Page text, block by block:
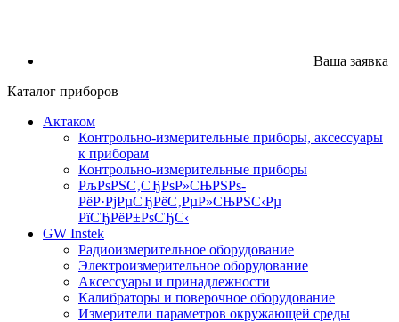
Ваша заявка
Каталог приборов
Актаком
Контрольно-измерительные приборы, аксессуары
к приборам
Контрольно-измерительные приборы
РљРѕРЅС‚СЂРѕР»СЊРЅРѕ-
РёР·РјРµСЂРёС‚РµР»СЊРЅС‹Рµ
РїСЂРёР±РѕСЂС‹
GW Instek
Радиоизмерительное оборудование
Электроизмерительное оборудование
Аксессуары и принадлежности
Калибраторы и поверочное оборудование
Измерители параметров окружающей среды